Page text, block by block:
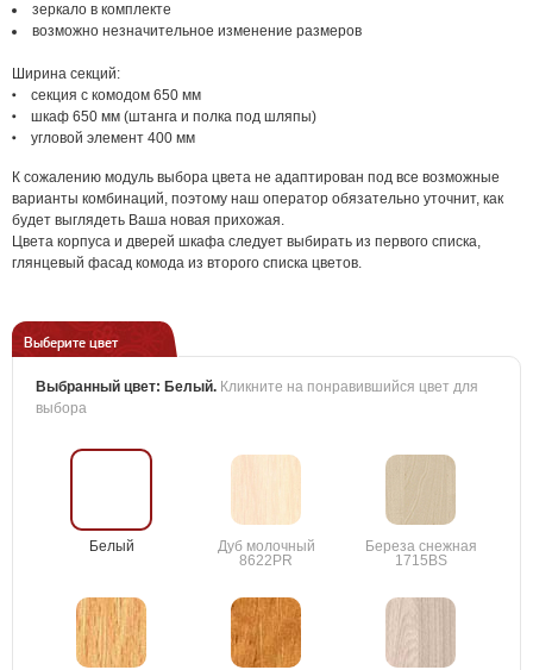
зеркало в комплекте
возможно незначительное изменение размеров
Ширина секций:
секция с комодом 650 мм
шкаф 650 мм (штанга и полка под шляпы)
угловой элемент 400 мм
К сожалению модуль выбора цвета не адаптирован под все возможные
варианты комбинаций, поэтому наш оператор обязательно уточнит, как
будет выглядеть Ваша новая прихожая.
Цвета корпуса и дверей шкафа следует выбирать из первого списка,
глянцевый фасад комода из второго списка цветов.
Выберите цвет
Выбранный цвет: Белый. Кликните на понравившийся цвет для
выбора
Белый
Дуб молочный
8622PR
Береза снежная
1715BS